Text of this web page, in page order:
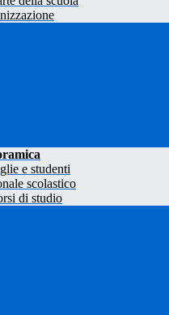
e studenti
scolastico
di studio